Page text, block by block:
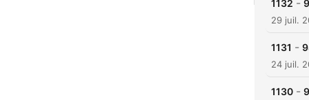
1132 -
29 juil.
1131 -
24 juil.
1130 -